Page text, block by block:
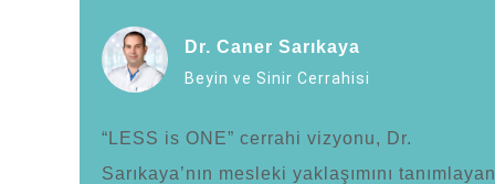
Dr. Caner Sarıkaya
Beyin ve Sinir Cerrahisi
“LESS is ONE” cerrahi vizyonu, Dr.
Sarıkaya’nın mesleki yaklaşımını tanımlayan